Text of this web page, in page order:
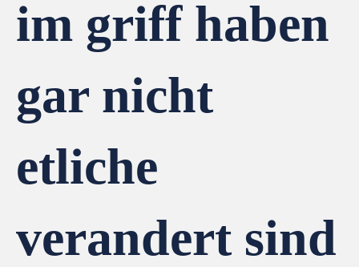
im griff haben
gar nicht
etliche
verandert sind